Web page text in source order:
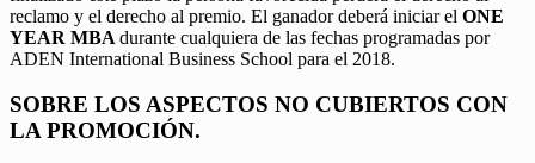
reclamo y el derecho al premio. El ganador deberá iniciar el ONE
YEAR MBA durante cualquiera de las fechas programadas por
ADEN International Business School para el 2018.
SOBRE LOS ASPECTOS NO CUBIERTOS CON
LA PROMOCIÓN.